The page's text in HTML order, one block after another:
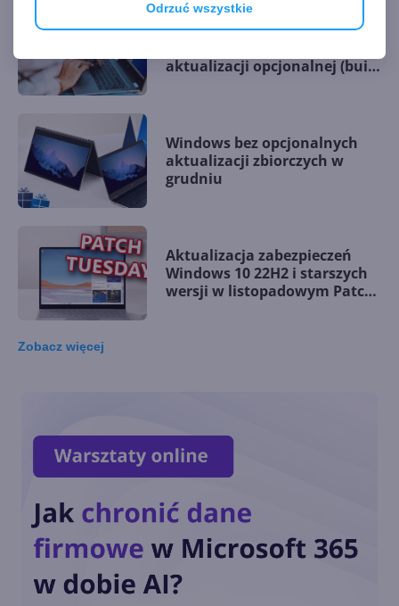
Odrzuć wszystkie
Windows 10 22H2 z
aktualizacji opcjonalnej (build
Windows bez opcjonalnych
aktualizacji zbiorczych w
grudniu
Aktualizacja zabezpieczeń
Windows 10 22H2 i starszych
wersji w listopadowym Patch
pobranie Paint 3D
Przedłużone wsparcie
Zobacz więcej